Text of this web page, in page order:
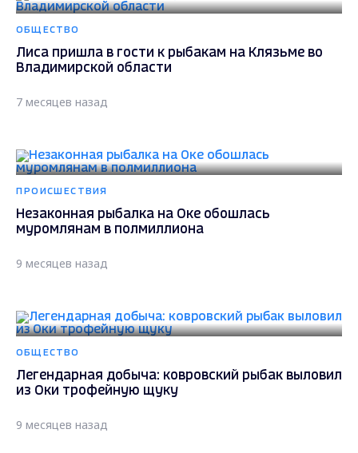
7 месяцев назад
ПРОИСШЕСТВИЯ
Незаконная рыбалка на Оке обошлась
9 месяцев назад
ОБЩЕСТВО
Легендарная добыча: ковровский рыбак выловил
ОБЩЕСТВО
В МЧС опубликовали памятку для любителей
зимней рыбалки во Владимирской области
2 года назад